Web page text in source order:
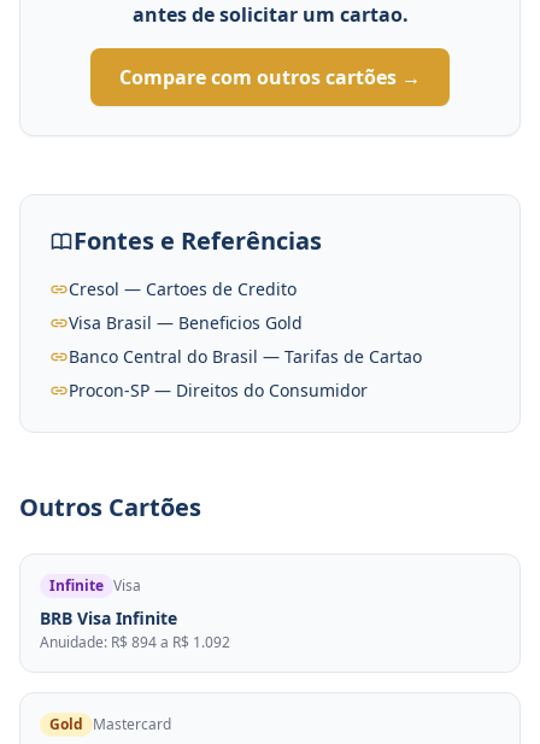
antes de solicitar um cartao.
Compare com outros cartões →
Fontes e Referências
Cresol — Cartoes de Credito
Visa Brasil — Beneficios Gold
Banco Central do Brasil — Tarifas de Cartao
Procon-SP — Direitos do Consumidor
Outros Cartões
Infinite Visa
BRB Visa Infinite
Anuidade: R$ 894 a R$ 1.092
Gold Mastercard